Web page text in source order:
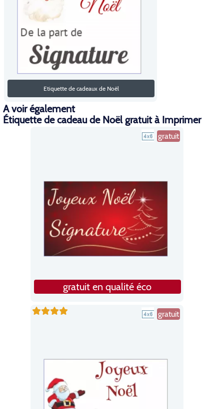
Etiquette de cadeaux de Noël
A voir également
Étiquette de cadeau de Noël gratuit à Imprimer
gratuit
gratuit en qualité éco
gratuit